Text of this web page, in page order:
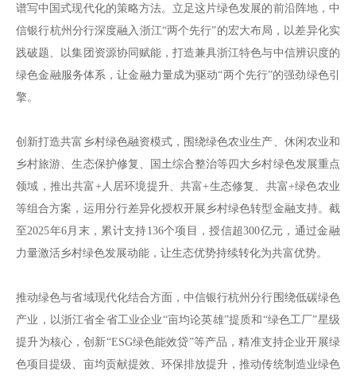
谱写中国式现代化的策略方法。立足这片绿色发展的前沿阵地，中
信银行杭州分行深度融入浙江“两个先行”的宏大布局，以差异化实
践破题、以集团资源协同赋能，打造兼具浙江特色与中信辨识度的
绿色金融服务体系，让金融力量成为驱动“两个先行”的强劲绿色引
擎。
创新打造共富乡村绿色融资模式，围绕绿色农业生产、休闲农业和
乡村旅游、生态保护修复、国土综合整治等四大乡村绿色发展重点
领域，推出共富+人居环境提升、共富+生态修复、共富+绿色农业
等组合方案，运用分行差异化授权开展乡村绿色转型金融支持。截
至2025年6月末，累计支持136个项目，授信超300亿元，通过金融
力量激活乡村绿色发展动能，让生态优势持续转化为共富优势。
推动绿色与省域现代化结合方面，中信银行杭州分行围绕低碳绿色
产业，以浙江省全省工业企业“亩均论英雄”提质和“绿色工厂”星级
提升为核心，创新“ESG绿色能效贷”等产品，精准支持企业开展绿
色项目提级、亩均贡献提效、环保排放提升，推动传统制造业绿色